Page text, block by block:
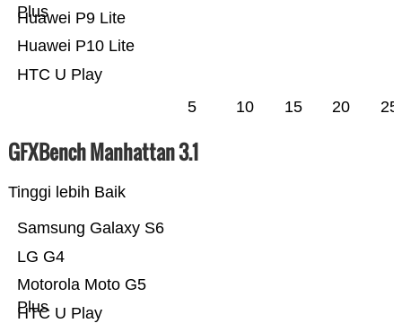
HTC U Play
Huawei P10 Lite
Huawei P9 Lite
Plus
5 10 15 20 25
GFXBench Manhattan 3.1
Tinggi lebih Baik
HTC U Play
Motorola Moto G5
Plus
LG G4
Samsung Galaxy S6